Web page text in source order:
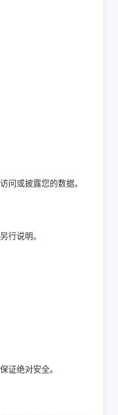
问或披露您的数据。
行说明。
证绝对安全。